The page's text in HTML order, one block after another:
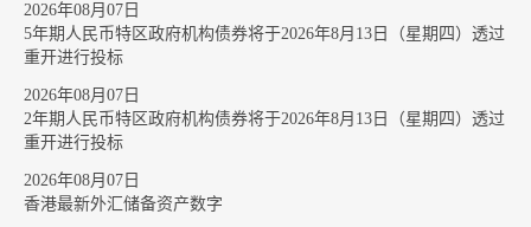
2026年08月07日
5年期人民币特区政府机构债券将于2026年8月13日（星期四）透过
重开进行投标
2026年08月07日
2年期人民币特区政府机构债券将于2026年8月13日（星期四）透过
重开进行投标
2026年08月07日
香港最新外汇储备资产数字